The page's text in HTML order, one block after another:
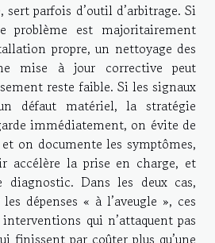
sert parfois d’outil d’arbitrage. Si
problème est majoritairement
propre, un nettoyage des
mise à jour corrective peut
reste faible. Si les signaux
défaut matériel, la stratégie
immédiatement, on évite de
on documente les symptômes,
accélère la prise en charge, et
Dans les deux cas,
dépenses « à l’aveugle », ces
qui n’attaquent pas